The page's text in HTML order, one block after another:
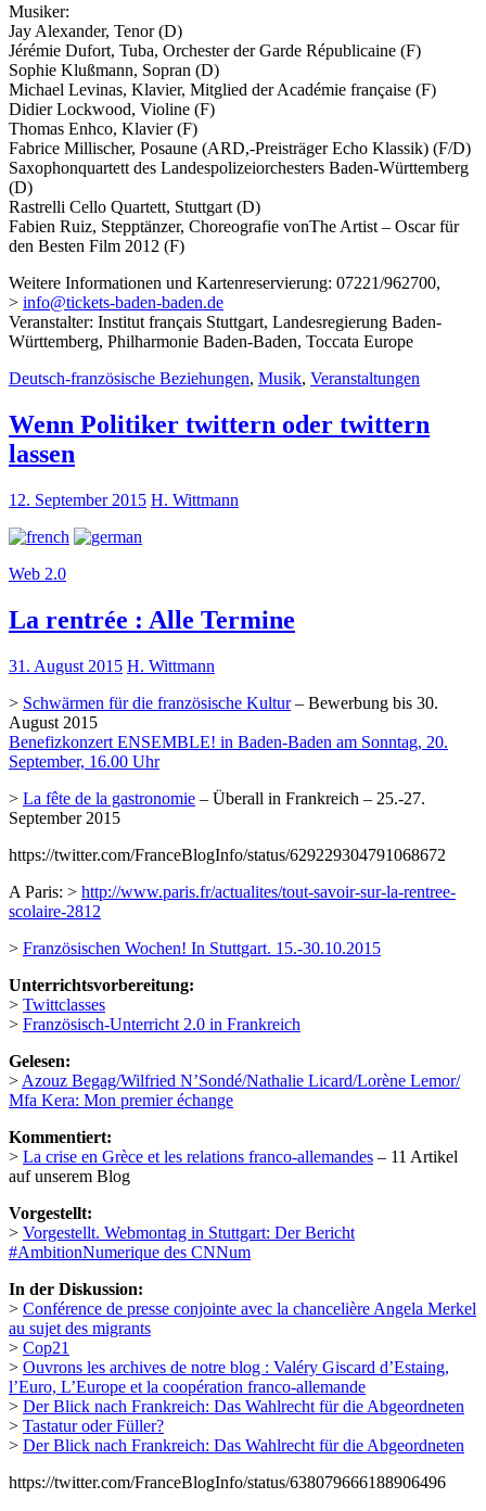
Musiker:
Jay Alexander, Tenor (D)
Jérémie Dufort, Tuba, Orchester der Garde Républicaine (F)
Sophie Klußmann, Sopran (D)
Michael Levinas, Klavier, Mitglied der Académie française (F)
Didier Lockwood, Violine (F)
Thomas Enhco, Klavier (F)
Fabrice Millischer, Posaune (ARD,-Preisträger Echo Klassik) (F/D)
Saxophonquartett des Landespolizeiorchesters Baden-Württemberg
(D)
Rastrelli Cello Quartett, Stuttgart (D)
Fabien Ruiz, Stepptänzer, Choreografie vonThe Artist – Oscar für
den Besten Film 2012 (F)
Weitere Informationen und Kartenreservierung: 07221/962700,
> info@tickets-baden-baden.de
Veranstalter: Institut français Stuttgart, Landesregierung Baden-
Württemberg, Philharmonie Baden-Baden, Toccata Europe
Deutsch-französische Beziehungen, Musik, Veranstaltungen
Wenn Politiker twittern oder twittern
lassen
12. September 2015 H. Wittmann
Web 2.0
La rentrée : Alle Termine
31. August 2015 H. Wittmann
> Schwärmen für die französische Kultur– Bewerbung bis 30.
August 2015
Benefizkonzert ENSEMBLE! in Baden-Baden am Sonntag, 20.
September, 16.00 Uhr
> La fête de la gastronomie – Überall in Frankreich – 25.-27.
September 2015
https://twitter.com/FranceBlogInfo/status/629229304791068672
A Paris: > http://www.paris.fr/actualites/tout-savoir-sur-la-rentree-
scolaire-2812
> Französischen Wochen! In Stuttgart. 15.-30.10.2015
Unterrichtsvorbereitung:
> Twittclasses
> Französisch-Unterricht 2.0 in Frankreich
Gelesen:
> Azouz Begag/Wilfried N’Sondé/Nathalie Licard/Lorène Lemor/
Mfa Kera: Mon premier échange
Kommentiert:
> La crise en Grèce et les relations franco-allemandes – 11 Artikel
auf unserem Blog
Vorgestellt:
> Vorgestellt. Webmontag in Stuttgart: Der Bericht
#AmbitionNumerique des CNNum
In der Diskussion:
> Conférence de presse conjointe avec la chancelière Angela Merkel
au sujet des migrants
> Cop21
> Ouvrons les archives de notre blog : Valéry Giscard d’Estaing,
l’Euro, L’Europe et la coopération franco-allemande
> Der Blick nach Frankreich: Das Wahlrecht für die Abgeordneten
> Tastatur oder Füller?
> Der Blick nach Frankreich: Das Wahlrecht für die Abgeordneten
https://twitter.com/FranceBlogInfo/status/638079666188906496